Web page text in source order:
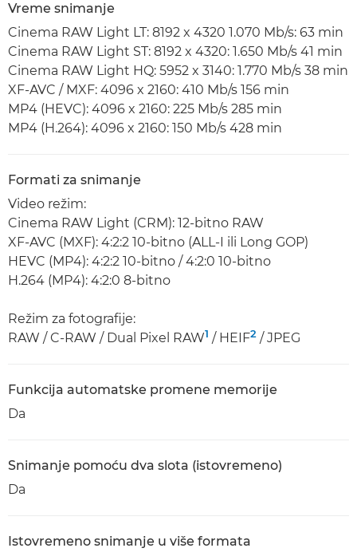
Vreme snimanje
Cinema RAW Light LT: 8192 x 4320 1.070 Mb/s: 63 min
Cinema RAW Light ST: 8192 x 4320: 1.650 Mb/s 41 min
Cinema RAW Light HQ: 5952 x 3140: 1.770 Mb/s 38 min
XF-AVC / MXF: 4096 x 2160: 410 Mb/s 156 min
MP4 (HEVC): 4096 x 2160: 225 Mb/s 285 min
MP4 (H.264): 4096 x 2160: 150 Mb/s 428 min
Formati za snimanje
Video režim:
Cinema RAW Light (CRM): 12-bitno RAW
XF-AVC (MXF): 4:2:2 10-bitno (ALL-I ili Long GOP)
HEVC (MP4): 4:2:2 10-bitno / 4:2:0 10-bitno
H.264 (MP4): 4:2:0 8-bitno
Režim za fotografije:
RAW / C-RAW / Dual Pixel RAW1 / HEIF2 / JPEG
Funkcija automatske promene memorije
Da
Snimanje pomoću dva slota (istovremeno)
Da
Istovremeno snimanje u više formata